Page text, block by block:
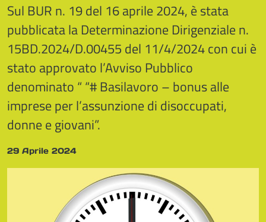
Sul BUR n. 19 del 16 aprile 2024, è stata
pubblicata la Determinazione Dirigenziale n.
15BD.2024/D.00455 del 11/4/2024 con cui è
stato approvato l’Avviso Pubblico
denominato “ “# Basilavoro – bonus alle
imprese per l’assunzione di disoccupati,
donne e giovani”.
29 Aprile 2024